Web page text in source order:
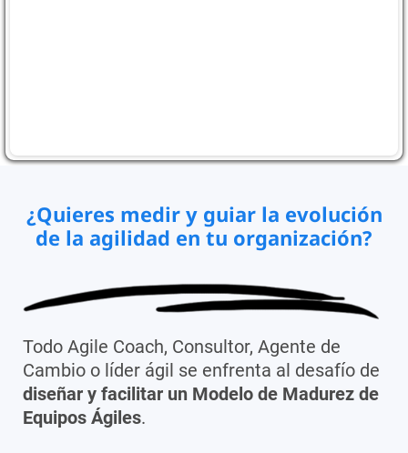
¿Quieres medir y guiar la evolución
de la agilidad en tu organización?
Todo Agile Coach, Consultor, Agente de
Cambio o líder ágil se enfrenta al desafío de
diseñar y facilitar un Modelo de Madurez de
Equipos Ágiles.